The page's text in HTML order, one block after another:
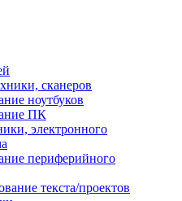
сканеров
ноутбуков
ПК
электронного
периферийного
текста/проектов